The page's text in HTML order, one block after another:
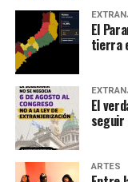
El
tierra
El
seguir
ARTES